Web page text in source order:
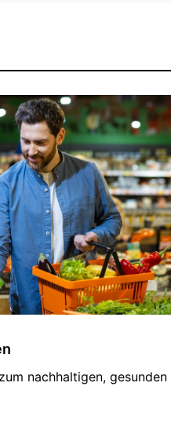
nachhaltigen,